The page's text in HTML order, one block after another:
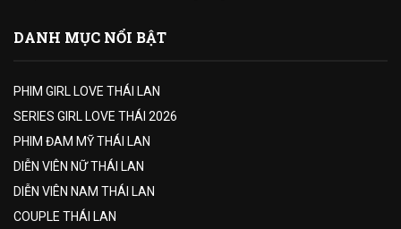
DANH MỤC NỔI BẬT
PHIM GIRL LOVE THÁI LAN
SERIES GIRL LOVE THÁI 2026
PHIM ĐAM MỸ THÁI LAN
DIỄN VIÊN NỮ THÁI LAN
DIỄN VIÊN NAM THÁI LAN
COUPLE THÁI LAN